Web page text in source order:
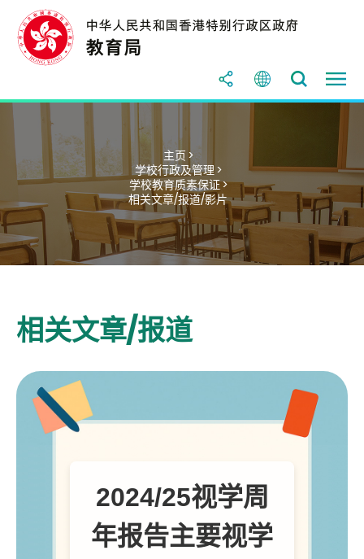
主页 >
学校行政及管理 >
学校教育质素保证 >
相关文章/报道/影片
相关文章/报道
2024/25视学周
年报告主要视学